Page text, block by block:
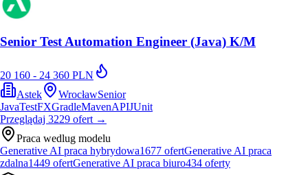
Senior Test Automation Engineer (Java) K/M
20 160 - 24 360 PLN
Astek
WrocławSenior
JavaTestFXGradleMavenAPIJUnit
Przeglądaj 3229 ofert →
Praca wedlug modelu
Generative AI praca hybrydowa1677 ofertGenerative AI praca
zdalna1449 ofertGenerative AI praca biuro434 oferty